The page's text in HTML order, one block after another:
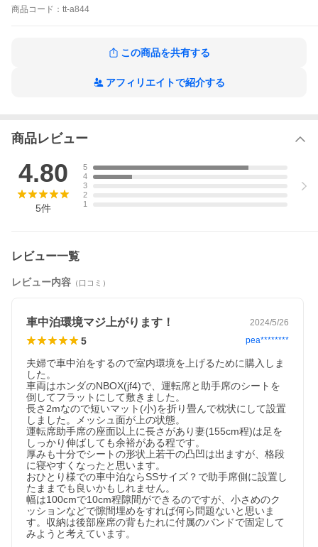
日本製
沖縄県や離島への配送は行っておりません。ご注文いただいた場
屋外・室内問わず様々なシーンでご利用いただけます。
レス コンパクト 腰痛対策 折りたたみマットレス コンパクト 1人
用マットレス ミルトン マットレス
商品 コード： tt-a844
この商品を共有する
アフィリエイトで紹介する
商品レビュー
4.80
5件
5
4
3
2
1
レビュー一覧
レビュー内容 （口コミ）
車中泊環境マジ上がります！ 2024/5/26
5 pea********
夫婦で車中泊をするので室内環境を上げるために購入しま
した。
車両はホンダのNBOX(jf4)で、運転席と助手席のシートを
倒してフラットにして敷きました。
長さ2mなので短いマット(小)を折り畳んで枕状にして設置
しました。メッシュ面が上の状態。
運転席助手席の座面以上に長さがあり妻(155cm程)は足を
しっかり伸ばしても余裕がある程です。
厚みも十分でシートの形状上若干の凸凹は出ますが、格段
に寝やすくなったと思います。
おひとり様での車中泊ならSSサイズ？で助手席側に設置し
たままでも良いかもしれません。
幅は100cmで10cm程隙間ができるのですが、小さめのク
ッションなどで隙間埋めをすれば何ら問題ないと思いま
す。収納は後部座席の背もたれに付属のバンドで固定して
みようと考えています。